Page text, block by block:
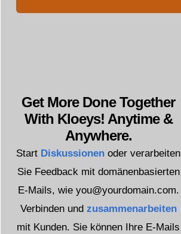
Get More Done Together
With Kloeys! Anytime &
Anywhere.
Start Diskussionen oder verarbeiten
Sie Feedback mit domänenbasierten
E-Mails, wie you@yourdomain.com.
Verbinden und zusammenarbeiten
mit Kunden. Sie können Ihre E-Mails